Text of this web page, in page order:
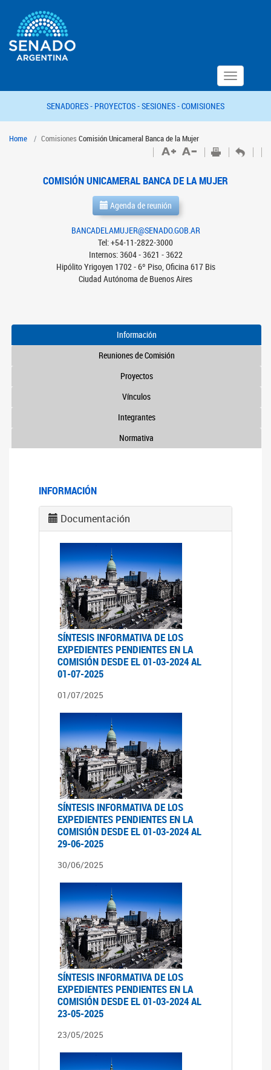
Toggle
navigation
SENADORES - PROYECTOS -SESIONES -COMISIONES
Home Comisiones Comisión Unicameral Banca de la Mujer
COMISIÓN UNICAMERAL BANCA DE LA MUJER
Agenda de reunión
BANCADELAMUJER@SENADO.GOB.AR
Tel: +54-11-2822-3000
Internos: 3604 - 3621 - 3622
Hipólito Yrigoyen 1702 - 6º Piso, Oficina 617 Bis
Ciudad Autónoma de Buenos Aires
Información
Reuniones de Comisión
Proyectos
Vínculos
Integrantes
Normativa
INFORMACIÓN
Documentación
SÍNTESIS INFORMATIVA DE LOS
EXPEDIENTES PENDIENTES EN LA
COMISIÓN DESDE EL 01-03-2024 AL
01-07-2025
01/07/2025
SÍNTESIS INFORMATIVA DE LOS
EXPEDIENTES PENDIENTES EN LA
COMISIÓN DESDE EL 01-03-2024 AL
29-06-2025
30/06/2025
SÍNTESIS INFORMATIVA DE LOS
EXPEDIENTES PENDIENTES EN LA
COMISIÓN DESDE EL 01-03-2024 AL
23-05-2025
23/05/2025